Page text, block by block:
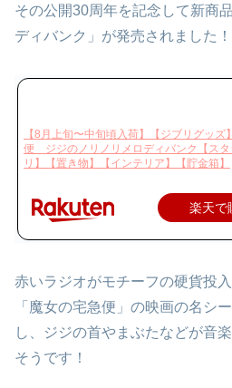
その公開30周年を記念して新商
ディバンク」が発売されました！
【8月上旬〜中旬頃入荷】【ジブリグッズ
便 ジジのノリノリメロディバンク【スタ
リ】【置き物】【インテリア】【貯金箱】
楽天で
赤いラジオがモチーフの硬貨投
「魔女の宅急便」の映画の名シ
し、ジジの首やまぶたなどが音
そうです！